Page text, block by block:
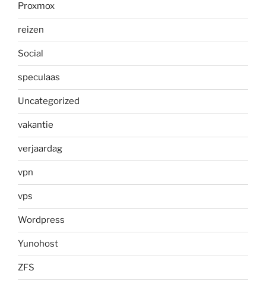
Proxmox
reizen
Social
speculaas
Uncategorized
vakantie
verjaardag
vpn
vps
Wordpress
Yunohost
ZFS